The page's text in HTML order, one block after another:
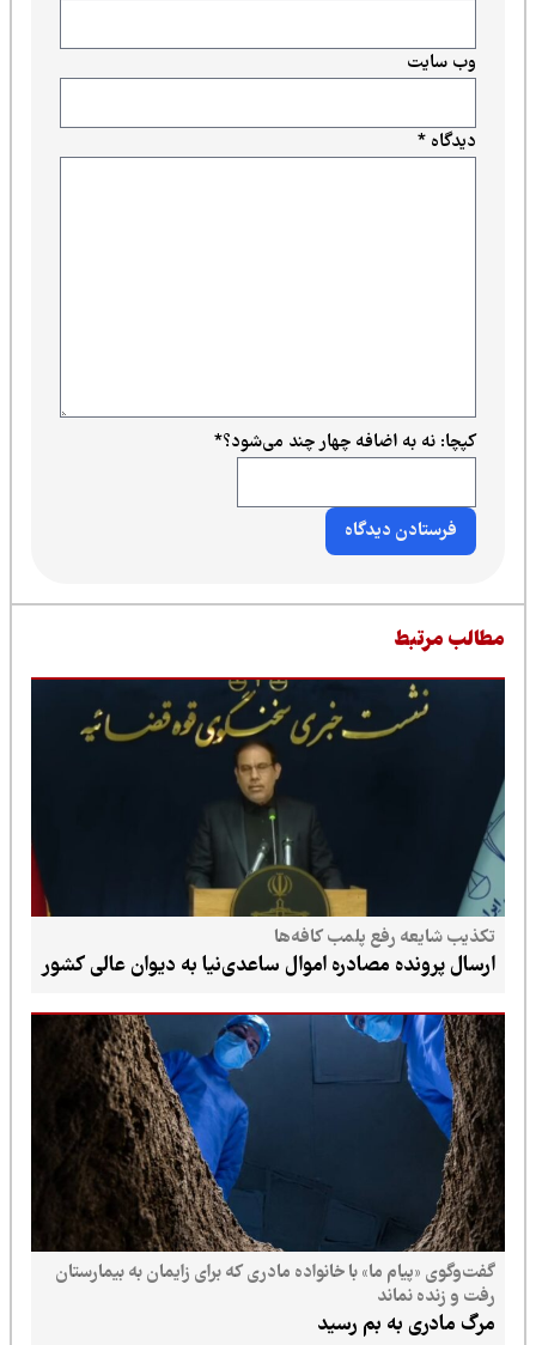
دیدگاه*
وب‌ سایت
کپچا: نه به اضافه چهار چند می‌شود؟*
مرتبط
تکذیب شایعه رفع پلمب کافه‌ها
ارسال پرونده مصادره اموال ساعدی‌نیا به دیوان عالی کشور
گفت‌وگوی «پیام ما» با خانواده مادری که برای زایمان به بیمارستان
رفت و زنده نماند
مرگ مادری به بم رسید